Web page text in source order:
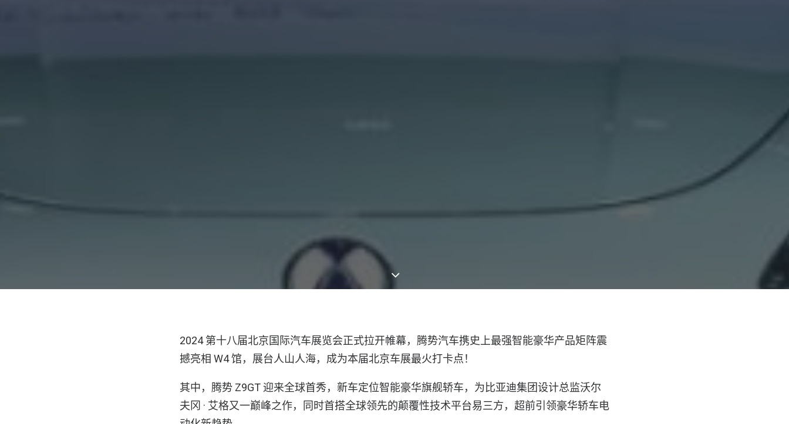
2024 第十八届北京国际汽车展览会正式拉开帷幕，腾势汽车携史上最强智能豪华产品矩阵震
撼亮相 W4 馆，展台人山人海，成为本届北京车展最火打卡点！
其中，腾势 Z9GT 迎来全球首秀，新车定位智能豪华旗舰轿车，为比亚迪集团设计总监沃尔
夫冈 · 艾格又一巅峰之作，同时首搭全球领先的颠覆性技术平台易三方，超前引领豪华轿车电